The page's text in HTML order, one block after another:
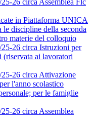
26 circa Assemblea Flc
in Piattaforma UNICA
le discipline della seconda
materie del colloquio
26 circa Istruzioni per
(riservata ai lavoratori
26 circa Attivazione
l'anno scolastico
per le famiglie
26 circa Assemblea